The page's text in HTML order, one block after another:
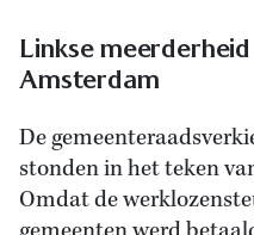
Linkse
Amsterdam
De
stonden in het teken
Omdat de